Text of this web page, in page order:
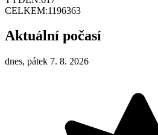
CELKEM:1196363
Aktuální počasí
dnes, pátek 7. 8. 2026